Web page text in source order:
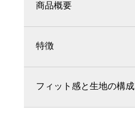
商品概要
特徴
フィット感と生地の構成